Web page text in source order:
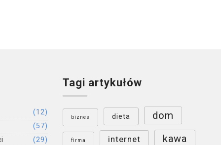
(12)
(57)
(29)
Tagi artykułów
biznes dieta dom
firma internet kawa